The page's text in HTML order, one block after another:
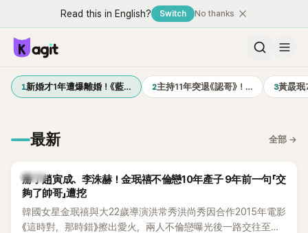
Read this in English? Switch No thanks
1新婚才1年遭爆離婚！《藍… 2主持11年突退《認哥》！… 3黃晸
最新 全部 →
韓星
掰了趙寅成、李洙赫！金珉禧不倫戀10年產子 9年前一句「交
夠了帥哥」遭挖
韓國女星金珉禧與大22歲導演洪常秀洪尚秀因合作2015年電影
《這時對，那時錯》擦出愛火，兩人不倫戀曝光後一路交往至